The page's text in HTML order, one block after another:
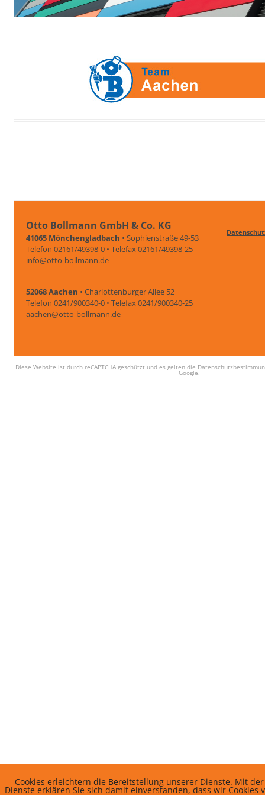
Otto Bollmann GmbH & Co. KG
41065 Mönchengladbach • Sophienstraße 49-53
Telefon 02161/49398-0 • Telefax 02161/49398-25
info@otto-bollmann.de
52068 Aachen • Charlottenburger Allee 52
Telefon 0241/900340-0 • Telefax 0241/900340-25
aachen@otto-bollmann.de
Diese Website ist durch reCAPTCHA geschützt und es gelten die
Google.
Cookies erleichtern die Bereitstellung unserer Dienste. Mit
Dienste erklären Sie sich damit einverstanden, dass wir Cookies